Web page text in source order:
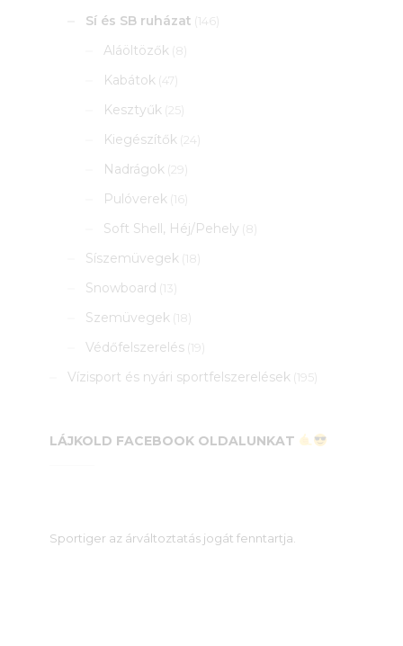
Sí és SB ruházat (146)
Aláöltözők (8)
Kabátok (47)
Kesztyűk (25)
Kiegészítők (24)
Nadrágok (29)
Pulóverek (16)
Soft Shell, Héj/Pehely (8)
Síszemüvegek (18)
Snowboard (13)
Szemüvegek (18)
Védőfelszerelés (19)
Vízisport és nyári sportfelszerelések (195)
LÁJKOLD FACEBOOK OLDALUNKAT
Sportiger az árváltoztatás jogát fenntartja.